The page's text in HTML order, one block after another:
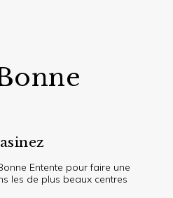
Entente pour faire une
les de plus beaux centres